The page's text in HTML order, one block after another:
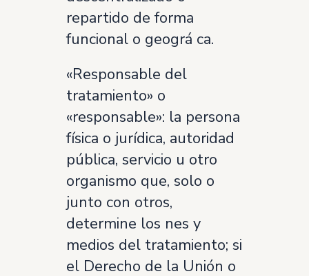
repartido de forma
funcional o geográ ca.
«Responsable del
tratamiento» o
«responsable»: la persona
física o jurídica, autoridad
pública, servicio u otro
organismo que, solo o
junto con otros,
determine los nes y
medios del tratamiento; si
el Derecho de la Unión o